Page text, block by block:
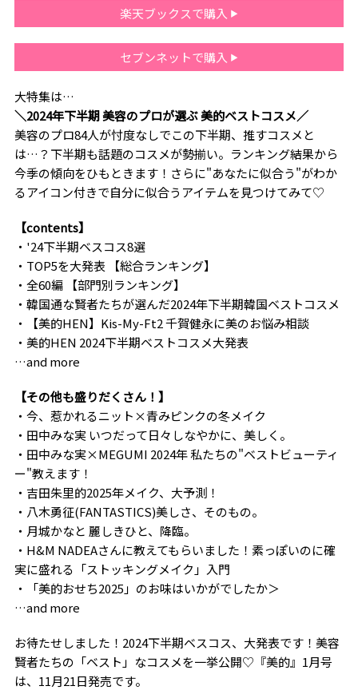
楽天ブックスで購入
セブンネットで購入
大特集は…
＼2024年下半期 美容のプロが選ぶ 美的ベストコスメ／
美容のプロ84人が忖度なしでこの下半期、推すコスメと
は…？下半期も話題のコスメが勢揃い。ランキング結果から
今季の傾向をひもときます！さらに"あなたに似合う"がわか
るアイコン付きで自分に似合うアイテムを見つけてみて♡
【contents】
・'24下半期ベスコス8選
・TOP5を大発表 【総合ランキング】
・全60編 【部門別ランキング】
・韓国通な賢者たちが選んだ2024年下半期韓国ベストコスメ
・【美的HEN】Kis-My-Ft2 千賀健永に美のお悩み相談
・美的HEN 2024下半期ベストコスメ大発表
…and more
【その他も盛りだくさん！】
・今、惹かれるニット×青みピンクの冬メイク
・田中みな実 いつだって日々しなやかに、美しく。
・田中みな実×MEGUMI 2024年 私たちの"ベストビューティ
ー"教えます！
・吉田朱里的2025年メイク、大予測！
・八木勇征(FANTASTICS)美しさ、そのもの。
・月城かなと 麗しきひと、降臨。
・H&M NADEAさんに教えてもらいました！素っぽいのに確
実に盛れる「ストッキングメイク」入門
・「美的おせち2025」のお味はいかがでしたか＞
…and more
お待たせしました！2024下半期ベスコス、大発表です！美容
賢者たちの「ベスト」なコスメを一挙公開♡『美的』1月号
は、11月21日発売です。